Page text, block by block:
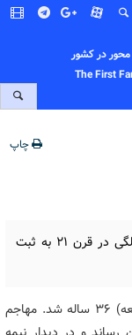
در کشور
The First
چاپ
مهاجم یوونتوس بهترین آمار گلزنی را در ۳۵ سالگی در قرن ۲۱ به ثبت
کریستیانو رونالدو امروز (جمعه) ۳۶ ساله شد. مهاجم